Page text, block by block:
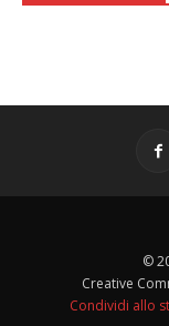
©
Creative
Condividi allo